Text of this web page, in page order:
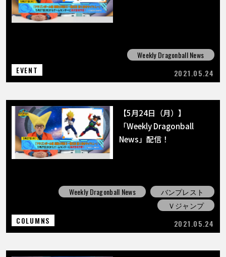
Weekly Dragonball News
EVENT
2021.05.24
【5月24日（月）】
「Weekly Dragonball
News」配信！
Weekly Dragonball News
バンプレスト
Ｖジャンプ
COLUMNS
2021.05.24